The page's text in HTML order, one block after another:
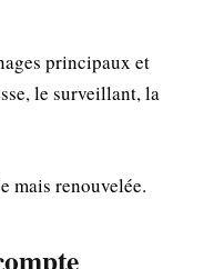
principaux et
le surveillant, la
mais renouvelée.